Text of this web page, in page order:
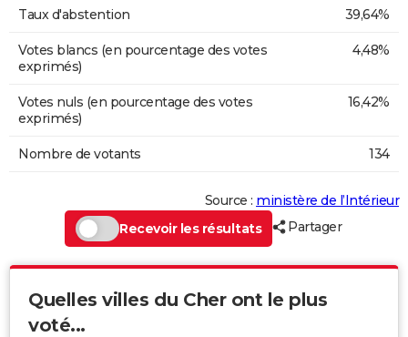
Taux d'abstention 39,64%
Votes blancs (en pourcentage des votes
exprimés)
4,48%
Votes nuls (en pourcentage des votes
exprimés)
16,42%
Nombre de votants 134
Source : ministère de l’Intérieur
Recevoir les résultats
Partager
Quelles villes du Cher ont le plus
voté...